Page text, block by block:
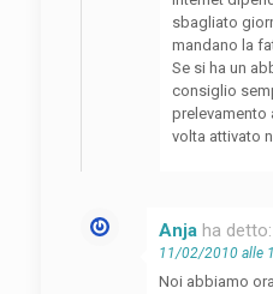
sbagliato
mandano la
Se si ha un
consiglio
prelevamento
volta attivato
Anja ha detto:
11/02/2010 alle
Noi abbiamo